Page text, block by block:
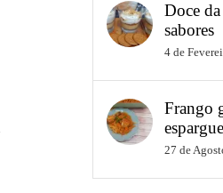
Doce
sabores
4 de
Frango
27 de